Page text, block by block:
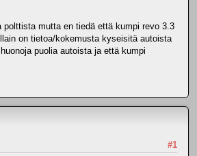
polttista mutta en tiedä että kumpi revo 3.3
on tietoa/kokemusta kyseisitä autoista
puolia autoista ja että kumpi
#1